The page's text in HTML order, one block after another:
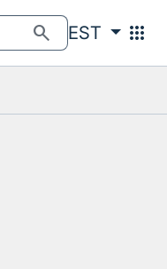
search EST apps